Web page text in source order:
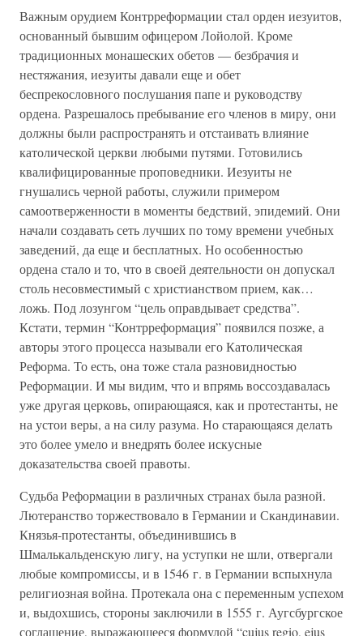
Важным орудием Контрреформации стал орден иезуитов,
основанный бывшим офицером Лойолой. Кроме
традиционных монашеских обетов — безбрачия и
нестяжания, иезуиты давали еще и обет
беспрекословного послушания папе и руководству
ордена. Разрешалось пребывание его членов в миру, они
должны были распространять и отстаивать влияние
католической церкви любыми путями. Готовились
квалифицированные проповедники. Иезуиты не
гнушались черной работы, служили примером
самоотверженности в моменты бедствий, эпидемий. Они
начали создавать сеть лучших по тому времени учебных
заведений, да еще и бесплатных. Но особенностью
ордена стало и то, что в своей деятельности он допускал
столь несовместимый с христианством прием, как…
ложь. Под лозунгом “цель оправдывает средства”.
Кстати, термин “Контрреформация” появился позже, а
авторы этого процесса называли его Католическая
Реформа. То есть, она тоже стала разновидностью
Реформации. И мы видим, что и впрямь воссоздавалась
уже другая церковь, опирающаяся, как и протестанты, не
на устои веры, а на силу разума. Но старающаяся делать
это более умело и внедрять более искусные
доказательства своей правоты.
Судьба Реформации в различных странах была разной.
Лютеранство торжествовало в Германии и Скандинавии.
Князья-протестанты, объединившись в
Шмалькальденскую лигу, на уступки не шли, отвергали
любые компромиссы, и в 1546 г. в Германии вспыхнула
религиозная война. Протекала она с переменным успехом
и, выдохшись, стороны заключили в 1555 г. Аугсбургское
соглашение, выражающееся формулой “cujus regio, ejus